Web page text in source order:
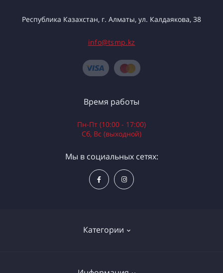
Республика Казахстан, г. Алматы, ул. Калдаякова, 38
info@tsmp.kz
Категории
Электроинструменты
Время работы
Пн-Пт (10:00 - 17:00)
Сб, Вс (выходной)
Мы в социальных сетях: